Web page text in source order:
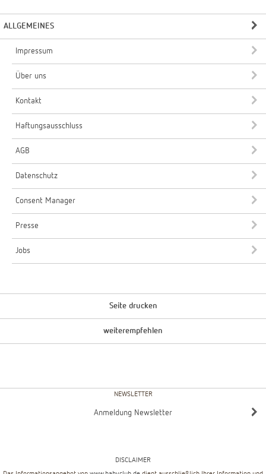
ALLGEMEINES
Impressum
Über uns
Kontakt
Haftungsausschluss
AGB
Datenschutz
Consent Manager
Presse
Jobs
Seite drucken
weiterempfehlen
NEWSLETTER
Anmeldung Newsletter
DISCLAIMER